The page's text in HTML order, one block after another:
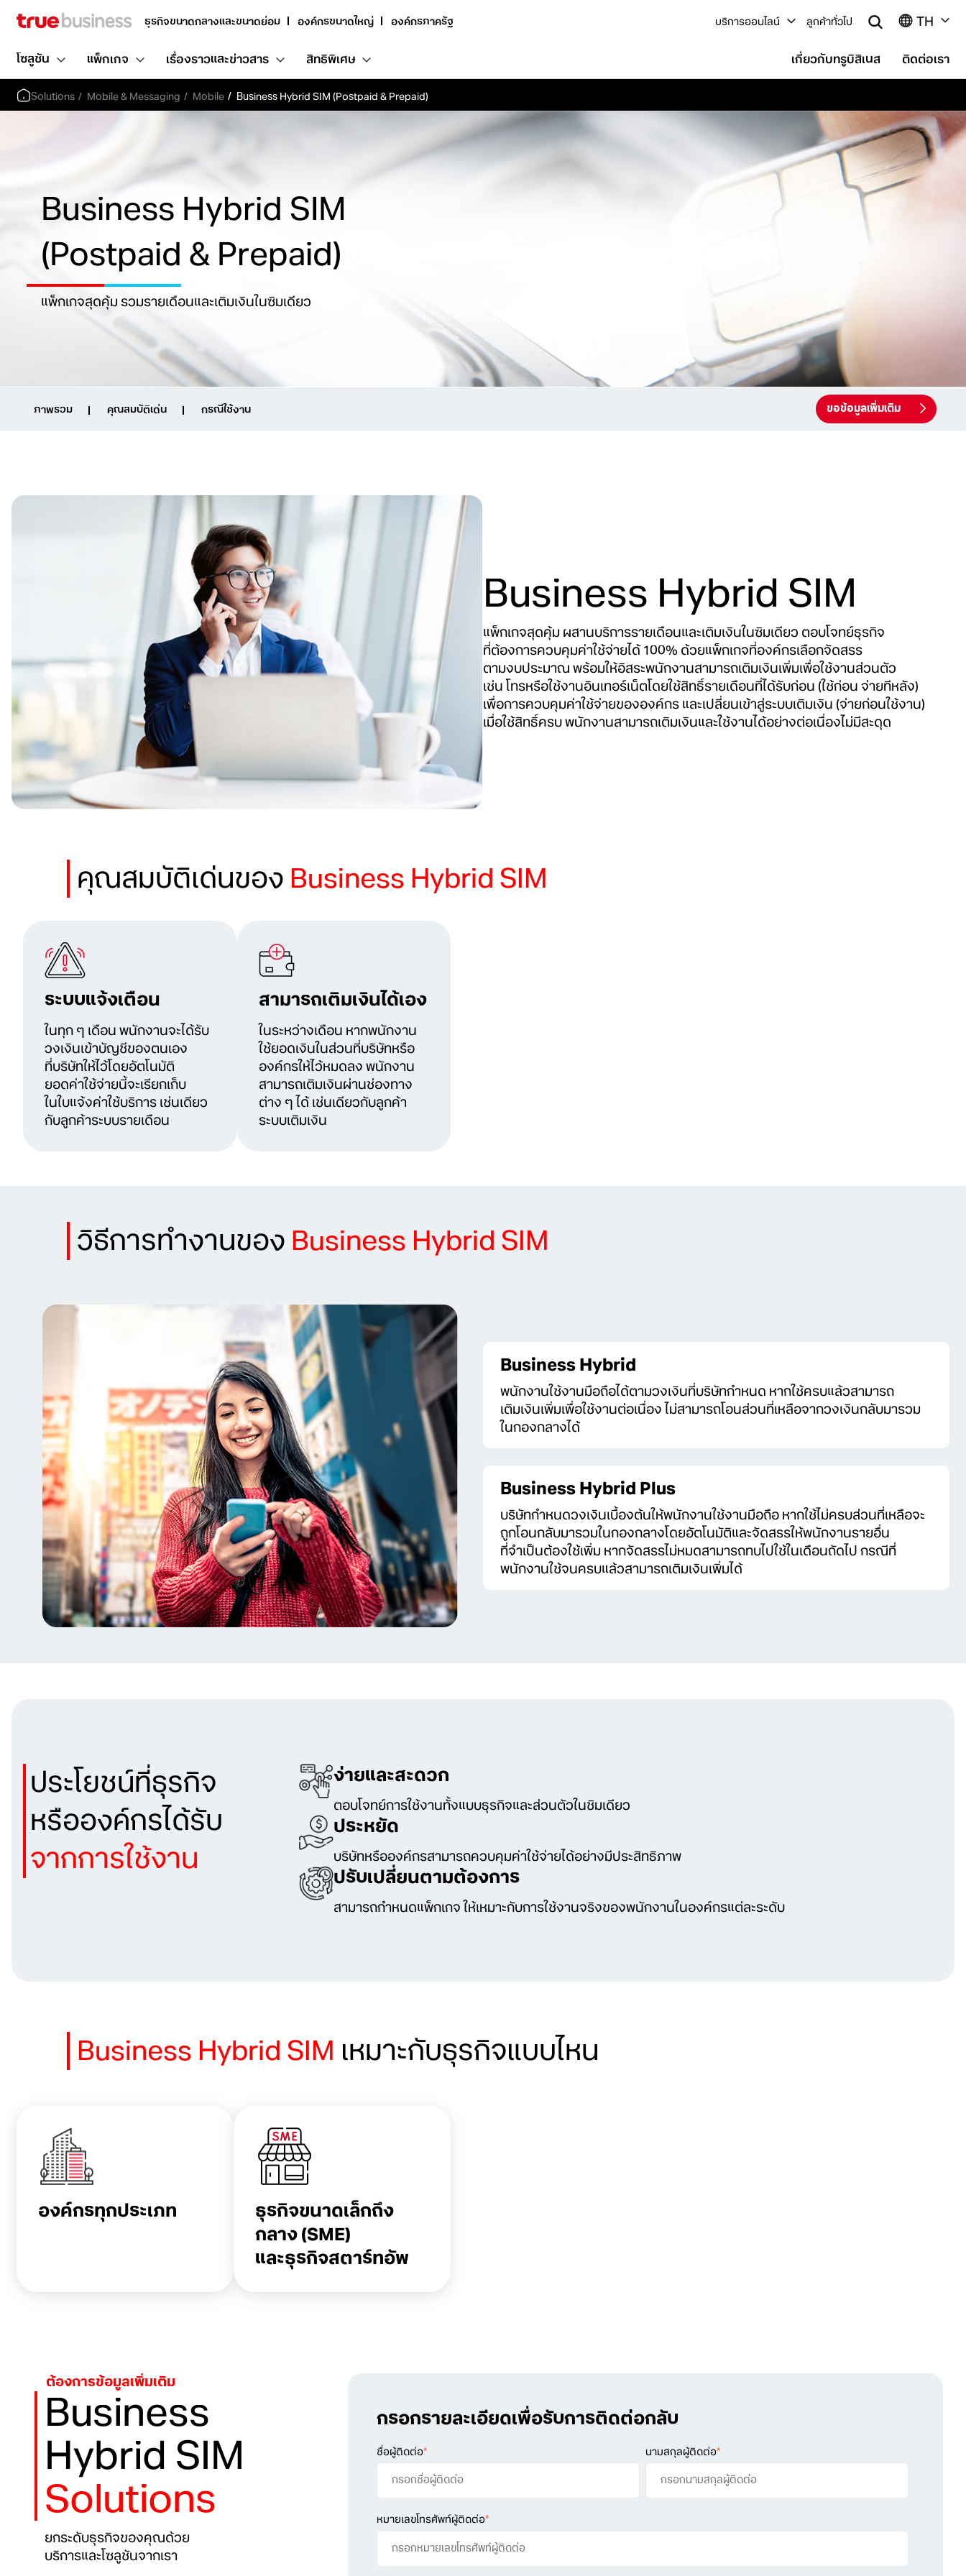
ธุรกิจขนาดกลางและขนาดย่อม องค์กรขนาดใหญ่ องค์กรภาครัฐ บริการออนไลน์ ลูกค้าทั่วไป TH
โซลูชัน แพ็กเกจ เรื่องราวและข่าวสาร สิทธิพิเศษ เกี่ยวกับทรูบิสิเนส ติดต่อเรา
Solutions Mobile & Messaging Mobile Business Hybrid SIM(Postpaid & Prepaid)
Business Hybrid SIM
(Postpaid & Prepaid)
แพ็กเกจสุดคุ้ม รวมรายเดือนและเติมเงินในซิมเดียว
ภาพรวม คุณสมบัติเด่น กรณีใช้งาน ขอข้อมูลเพิ่มเติม
Business Hybrid SIM
แพ็กเกจสุดคุ้ม ผสานบริการรายเดือนและเติมเงินในซิมเดียว ตอบโจทย์ธุรกิจ
ที่ต้องการควบคุมค่าใช้จ่ายได้ 100% ด้วยแพ็กเกจที่องค์กรเลือกจัดสรร
ตามงบประมาณ พร้อมให้อิสระพนักงานสามารถเติมเงินเพิ่มเพื่อใช้งานส่วนตัว
เช่น โทรหรือใช้งานอินเทอร์เน็ตโดยใช้สิทธิ์รายเดือนที่ได้รับก่อน (ใช้ก่อน จ่ายทีหลัง)
เพื่อการควบคุมค่าใช้จ่ายขององค์กร และเปลี่ยนเข้าสู่ระบบเติมเงิน (จ่ายก่อนใช้งาน)
เมื่อใช้สิทธิ์ครบ พนักงานสามารถเติมเงินและใช้งานได้อย่างต่อเนื่องไม่มีสะดุด
คุณสมบัติเด่นของBusiness Hybrid SIM
ระบบแจ้งเตือน
ในทุก ๆ เดือน พนักงานจะได้รับ
วงเงินเข้าบัญชีของตนเอง
ที่บริษัทให้ไว้โดยอัตโนมัติ
ยอดค่าใช้จ่ายนี้จะเรียกเก็บ
ในใบแจ้งค่าใช้บริการ เช่นเดียว
กับลูกค้าระบบรายเดือน
สามารถเติมเงินได้เอง
ในระหว่างเดือน หากพนักงาน
ใช้ยอดเงินในส่วนที่บริษัทหรือ
องค์กรให้ไว้หมดลง พนักงาน
สามารถเติมเงินผ่านช่องทาง
ต่าง ๆ ได้ เช่นเดียวกับลูกค้า
ระบบเติมเงิน
วิธีการทำงานของBusiness Hybrid SIM
Business Hybrid
พนักงานใช้งานมือถือได้ตามวงเงินที่บริษัทกำหนด หากใช้ครบแล้วสามารถ
เติมเงินเพิ่มเพื่อใช้งานต่อเนื่อง ไม่สามารถโอนส่วนที่เหลือจากวงเงินกลับมารวม
ในกองกลางได้
Business Hybrid Plus
บริษัทกำหนดวงเงินเบื้องต้นให้พนักงานใช้งานมือถือ หากใช้ไม่ครบส่วนที่เหลือจะ
ถูกโอนกลับมารวมในกองกลางโดยอัตโนมัติและจัดสรรให้พนักงานรายอื่น
ที่จำเป็นต้องใช้เพิ่ม หากจัดสรรไม่หมดสามารถทบไปใช้ในเดือนถัดไป กรณีที่
พนักงานใช้จนครบแล้วสามารถเติมเงินเพิ่มได้
ประโยชน์ที่ธุรกิจ
หรือองค์กรได้รับ
จากการใช้งาน
ง่ายและสะดวก
ตอบโจทย์การใช้งานทั้งแบบธุรกิจและส่วนตัวในชิมเดียว
ประหยัด
บริษัทหรือองค์กรสามารถควบคุมค่าใช้จ่ายได้อย่างมีประสิทธิภาพ
ปรับเปลี่ยนตามต้องการ
สามารถกำหนดแพ็กเกจ ให้เหมาะกับการใช้งานจริงของพนักงานในองค์กรแต่ละระดับ
Business Hybrid SIM เหมาะกับธุรกิจแบบไหน
องค์กรทุกประเภท
ธุรกิจขนาดเล็กถึง
กลาง (SME)
และธุรกิจสตาร์ทอัพ
ต้องการข้อมูลเพิ่มเติม
Business
Hybrid SIM
Solutions
ยกระดับธุรกิจของคุณด้วย
บริการและโซลูชันจากเรา
กรอกรายละเอียดเพื่อรับการติดต่อกลับ
ชื่อผู้ติดต่อ* นามสกุลผู้ติดต่อ*
หมายเลขโทรศัพท์ผู้ติดต่อ*